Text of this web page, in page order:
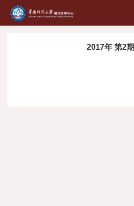
2017年 第2期